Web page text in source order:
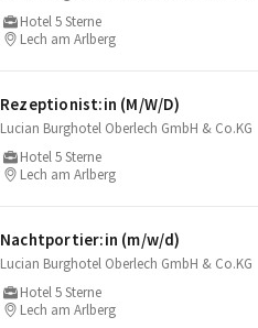
Hotel 5 Sterne
Lech am Arlberg
Rezeptionist:in (M/​W/​D)
Lucian Burghotel Oberlech GmbH & Co.KG
Hotel 5 Sterne
Lech am Arlberg
Nachtportier:in (m/​w/​d)
Lucian Burghotel Oberlech GmbH & Co.KG
Hotel 5 Sterne
Lech am Arlberg